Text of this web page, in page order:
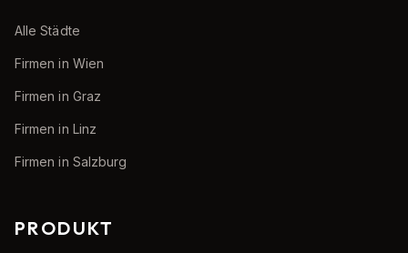
Alle Städte
Firmen in Wien
Firmen in Graz
Firmen in Linz
Firmen in Salzburg
PRODUKT